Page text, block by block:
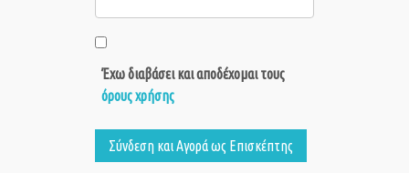
Έχω διαβάσει και αποδέχομαι τους
όρους χρήσης
Σύνδεση και Αγορά ως Eπισκέπτης